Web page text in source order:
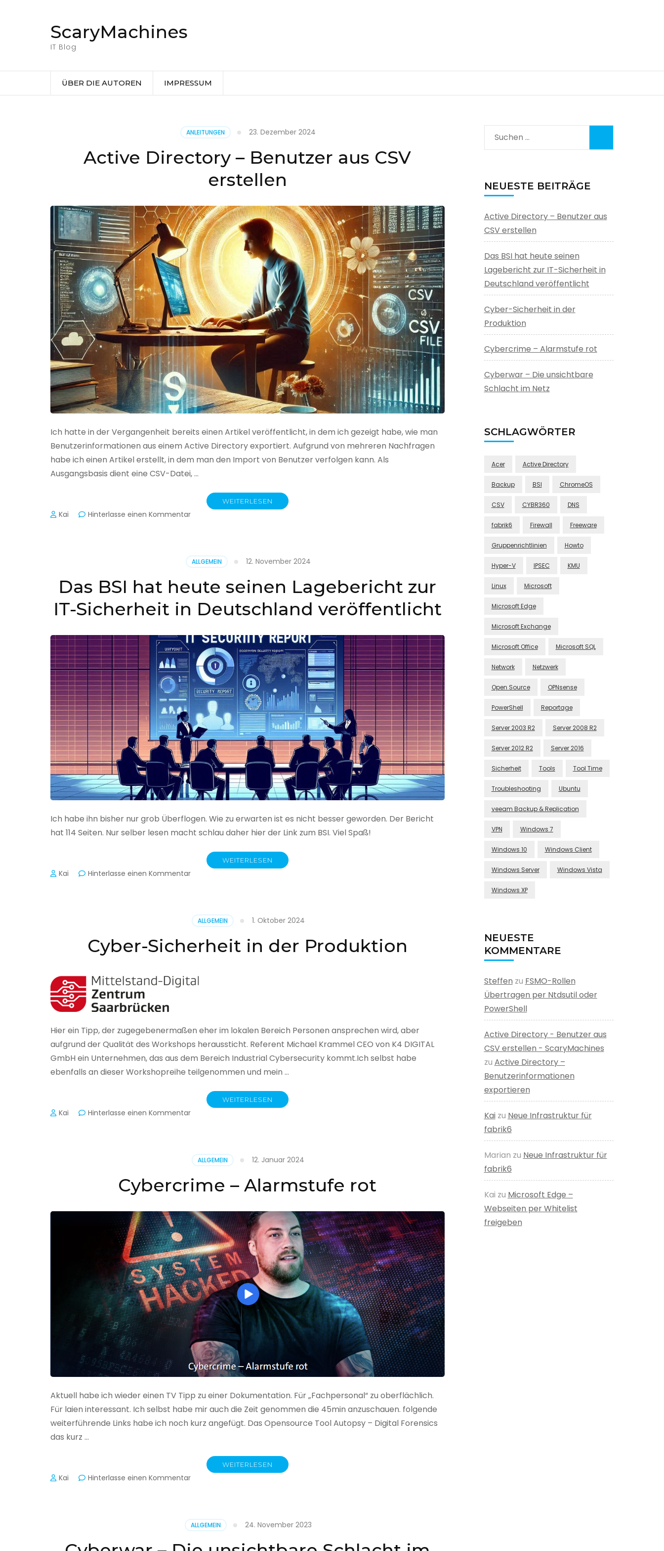
(Eingabetaste
ScaryMachines
IT Blog
ÜBER DIE AUTOREN IMPRESSUM
ANLEITUNGEN 23. Dezember 2024
Active Directory – Benutzer aus CSV
erstellen
Ich hatte in der Vergangenheit bereits einen Artikel veröffentlicht, in dem ich gezeigt habe, wie man
Benutzerinformationen aus einem Active Directory exportiert. Aufgrund von mehreren Nachfragen
habe ich einen Artikel erstellt, in dem man den Import von Benutzer verfolgen kann. Als
Ausgangsbasis dient eine CSV-Datei, …
WEITERLESEN
Kai Hinterlasse einen Kommentarzu
Benutzer
aus
erstellen
ALLGEMEIN 12. November 2024
Das BSI hat heute seinen Lagebericht zur
IT-Sicherheit in Deutschland veröffentlicht
Ich habe ihn bisher nur grob Überflogen. Wie zu erwarten ist es nicht besser geworden. Der Bericht
hat 114 Seiten. Nur selber lesen macht schlau daher hier der Link zum BSI. Viel Spaß!
WEITERLESEN
Kai Hinterlasse einen Kommentarzu
heute
seinen
zur
in
Deutschland
ALLGEMEIN 1. Oktober 2024
Cyber-Sicherheit in der Produktion
Hier ein Tipp, der zugegebenermaßen eher im lokalen Bereich Personen ansprechen wird, aber
aufgrund der Qualität des Workshops heraussticht. Referent Michael Krammel CEO von K4 DIGITAL
GmbH ein Unternehmen, das aus dem Bereich Industrial Cybersecurity kommt.Ich selbst habe
ebenfalls an dieser Workshopreihe teilgenommen und mein …
WEITERLESEN
Kai Hinterlasse einen Kommentarzu
der
Produktion
ALLGEMEIN 12. Januar 2024
Cybercrime – Alarmstufe rot
Aktuell habe ich wieder einen TV Tipp zu einer Dokumentation. Für „Fachpersonal“ zu oberflächlich.
Für laien interessant. Ich selbst habe mir auch die Zeit genommen die 45min anzuschauen. folgende
weiterführende Links habe ich noch kurz angefügt. Das Opensource Tool Autopsy – Digital Forensics
das kurz …
WEITERLESEN
Kai Hinterlasse einen Kommentarzu
rot
ALLGEMEIN 24. November 2023
Suchen
nach:
NEUESTE BEITRÄGE
Active Directory – Benutzer aus
CSV erstellen
Das BSI hat heute seinen
Lagebericht zur IT-Sicherheit in
Deutschland veröffentlicht
Cyber-Sicherheit in der
Produktion
Cybercrime – Alarmstufe rot
Cyberwar – Die unsichtbare
Schlacht im Netz
SCHLAGWÖRTER
Acer Active Directory
Backup BSI ChromeOS
CSV CYBR360 DNS
fabrik6 Firewall Freeware
Gruppenrichtlinien Howto
Hyper-V IPSEC KMU
Linux Microsoft
Microsoft Edge
Microsoft Exchange
Microsoft Office Microsoft SQL
Network Netzwerk
Open Source OPNsense
PowerShell Reportage
Server 2003 R2 Server 2008 R2
Server 2012 R2 Server 2016
Sicherheit Tools Tool Time
Troubleshooting Ubuntu
veeam Backup & Replication
VPN Windows 7
Windows 10 Windows Client
Windows Server Windows Vista
Windows XP
NEUESTE
KOMMENTARE
Steffen zu FSMO-Rollen
Übertragen per Ntdsutil oder
PowerShell
Active Directory - Benutzer aus
CSV erstellen - ScaryMachines
zu Active Directory –
Benutzerinformationen
exportieren
Kaizu Neue Infrastruktur für
fabrik6
Marian zu Neue Infrastruktur für
fabrik6
Kai zu Microsoft Edge –
Webseiten per Whitelist
freigeben